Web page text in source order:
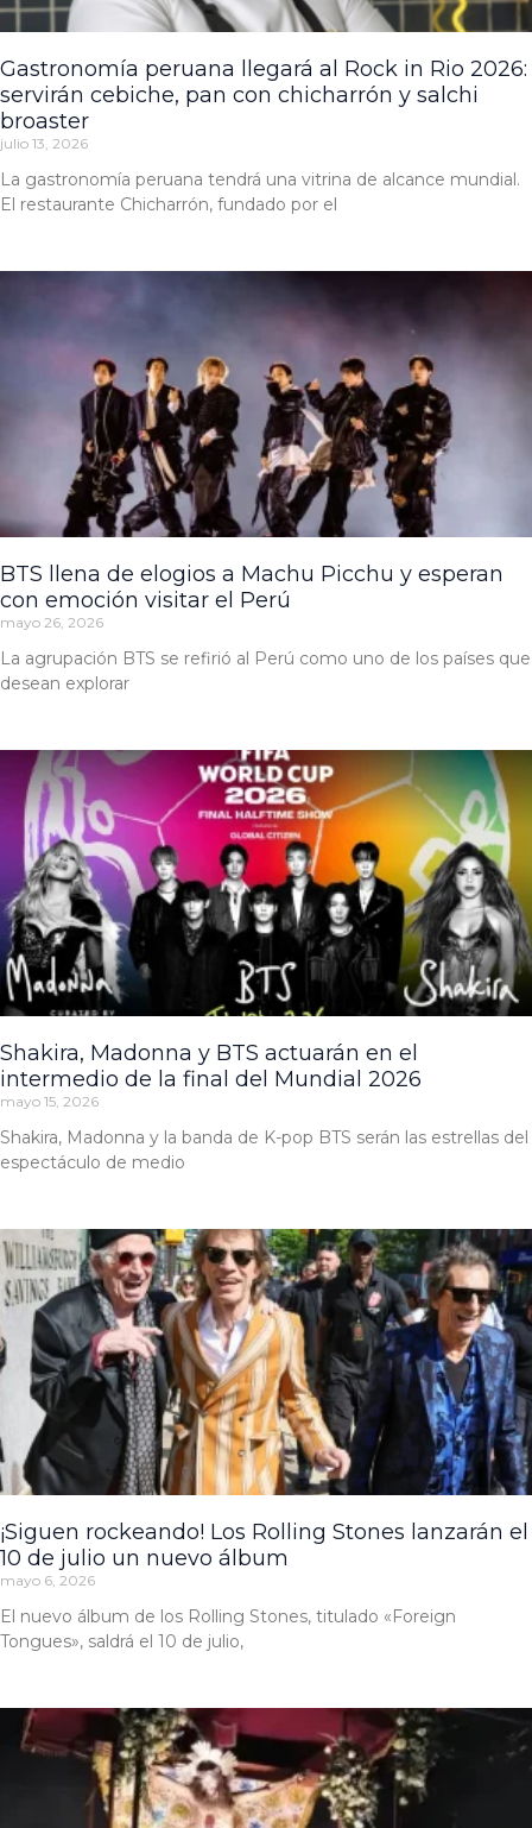
Gastronomía peruana llegará al Rock in Rio 2026:
servirán cebiche, pan con chicharrón y salchi
broaster
julio 13, 2026
La gastronomía peruana tendrá una vitrina de alcance mundial.
El restaurante Chicharrón, fundado por el
BTS llena de elogios a Machu Picchu y esperan
con emoción visitar el Perú
mayo 26, 2026
La agrupación BTS se refirió al Perú como uno de los países que
desean explorar
Shakira, Madonna y BTS actuarán en el
intermedio de la final del Mundial 2026
mayo 15, 2026
Shakira, Madonna y la banda de K-pop BTS serán las estrellas del
espectáculo de medio
¡Siguen rockeando! Los Rolling Stones lanzarán el
10 de julio un nuevo álbum
mayo 6, 2026
El nuevo álbum de los Rolling Stones, titulado «Foreign
Tongues», saldrá el 10 de julio,